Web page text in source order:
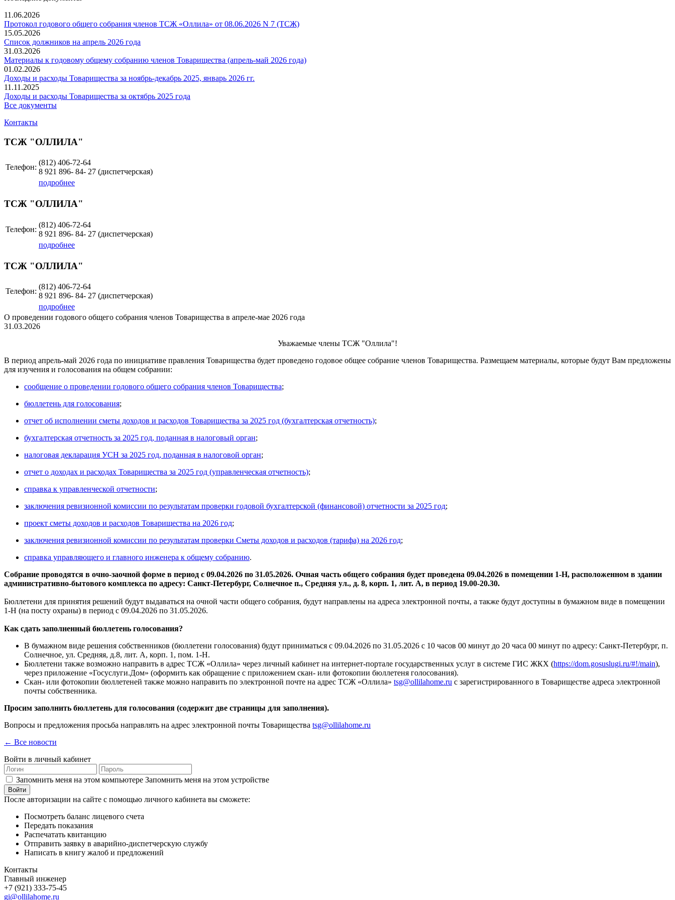
11.06.2026
Протокол годового общего собрания членов ТСЖ «Оллила» от 08.06.2026 N 7 (ТСЖ)
15.05.2026
Список должников на апрель 2026 года
31.03.2026
Материалы к годовому общему собранию членов Товарищества (апрель-май 2026 года)
01.02.2026
Доходы и расходы Товарищества за ноябрь-декабрь 2025, январь 2026 гг.
11.11.2025
Доходы и расходы Товарищества за октябрь 2025 года
Все документы
Контакты
ТСЖ "ОЛЛИЛА"
Телефон:
(812) 406-72-64
8 921 896- 84- 27 (диспетчерская)
подробнее
ТСЖ "ОЛЛИЛА"
Телефон:
(812) 406-72-64
8 921 896- 84- 27 (диспетчерская)
подробнее
ТСЖ "ОЛЛИЛА"
Телефон:
(812) 406-72-64
8 921 896- 84- 27 (диспетчерская)
подробнее
О проведении годового общего собрания членов Товарищества в апреле-мае 2026 года
31.03.2026
Уважаемые члены ТСЖ "Оллила"!
В период апрель-май 2026 года по инициативе правления Товарищества будет проведено годовое общее собрание членов Товарищества. Размещаем материалы, которые будут Вам предложены
для изучения и голосования на общем собрании:
сообщение о проведении годового общего собрания членов Товарищества;
бюллетень для голосования;
отчет об исполнении сметы доходов и расходов Товарищества за 2025 год (бухгалтерская отчетность);
бухгалтерская отчетность за 2025 год, поданная в налоговый орган;
налоговая декларация УСН за 2025 год, поданная в налоговой орган;
отчет о доходах и расходах Товарищества за 2025 год (управленческая отчетность);
справка к управленческой отчетности;
заключения ревизионной комиссии по результатам проверки годовой бухгалтерской (финансовой) отчетности за 2025 год;
проект сметы доходов и расходов Товарищества на 2026 год;
заключения ревизионной комиссии по результатам проверки Сметы доходов и расходов (тарифа) на 2026 год;
справка управляющего и главного инженера к общему собранию.
Собрание проводятся в очно-заочной форме в период с 09.04.2026 по 31.05.2026. Очная часть общего собрания будет проведена 09.04.2026 в помещении 1-Н, расположенном в здании
административно-бытового комплекса по адресу: Санкт-Петербург, Солнечное п., Средняя ул., д. 8, корп. 1, лит. А, в период 19.00-20.30.
Бюллетени для принятия решений будут выдаваться на очной части общего собрания, будут направлены на адреса электронной почты, а также будут доступны в бумажном виде в помещении
1-Н (на посту охраны) в период с 09.04.2026 по 31.05.2026.
Как сдать заполненный бюллетень голосования?
В бумажном виде решения собственников (бюллетени голосования) будут приниматься с 09.04.2026 по 31.05.2026 с 10 часов 00 минут до 20 часа 00 минут по адресу: Санкт-Петербург, п.
Солнечное, ул. Средняя, д.8, лит. А, корп. 1, пом. 1-Н.
Бюллетени также возможно направить в адрес ТСЖ «Оллила» через личный кабинет на интернет-портале государственных услуг в системе ГИС ЖКХ (https://dom.gosuslugi.ru/#!/main),
через приложение «Госуслуги.Дом» (оформить как обращение с приложением скан- или фотокопии бюллетеня голосования).
Скан- или фотокопии бюллетеней также можно направить по электронной почте на адрес ТСЖ «Оллила» tsg@ollilahome.ru с зарегистрированного в Товариществе адреса электронной
почты собственника.
Просим заполнить бюллетень для голосования (содержит две страницы для заполнения).
Вопросы и предложения просьба направлять на адрес электронной почты Товарищества tsg@ollilahome.ru
← Все новости
Войти в личный кабинет
Запомнить меня на этом компьютере Запомнить меня на этом устройстве
После авторизации на сайте с помощью личного кабинета вы сможете:
Посмотреть баланс лицевого счета
Передать показания
Распечатать квитанцию
Отправить заявку в аварийно-диспетчерскую службу
Написать в книгу жалоб и предложений
Контакты
Главный инженер
+7 (921) 333-75-45
gi@ollilahome.ru